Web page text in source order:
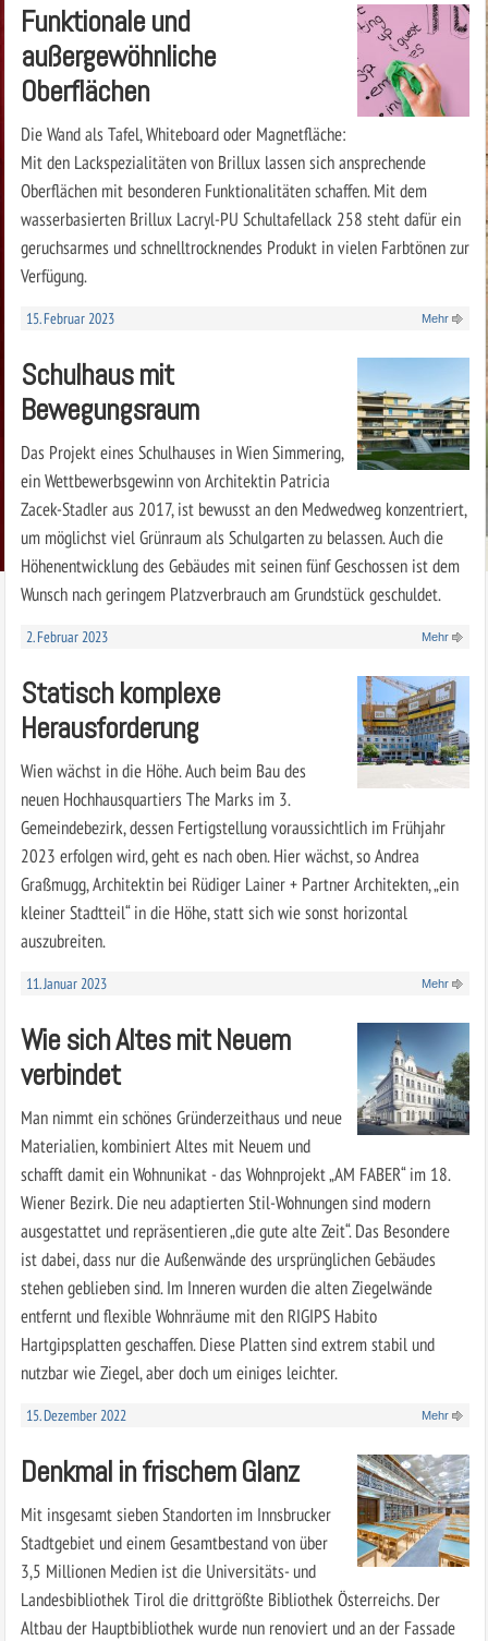
Funktionale und
außergewöhnliche
Oberflächen
Die Wand als Tafel, Whiteboard oder Magnetfläche:
Mit den Lackspezialitäten von Brillux lassen sich ansprechende
Oberflächen mit besonderen Funktionalitäten schaffen. Mit dem
wasserbasierten ­Brillux Lacryl-PU Schultafellack 258 steht dafür ein
geruchsarmes und schnelltrocknendes Produkt in vielen Farbtönen zur
Verfügung.
15. Februar 2023 Mehr
Schulhaus mit
Bewegungsraum
Das Projekt eines Schulhauses in Wien Simmering,
ein Wettbewerbsgewinn von Architektin Patricia
Zacek-Stadler aus 2017, ist bewusst an den Medwedweg konzentriert,
um möglichst viel Grünraum als Schulgarten zu belassen. Auch die
Höhenentwicklung des Gebäudes mit seinen fünf Geschossen ist dem
Wunsch nach geringem Platzverbrauch am Grundstück geschuldet.
2. Februar 2023 Mehr
Statisch komplexe
Herausforderung
Wien wächst in die Höhe. Auch beim Bau des
neuen Hochhausquartiers The Marks im 3.
Gemeindebezirk, dessen Fertigstellung voraussichtlich im Frühjahr
2023 erfolgen wird, geht es nach oben. Hier wächst, so Andrea
Graßmugg, Architektin bei Rüdiger Lainer + Partner Architekten, „ein
kleiner Stadtteil“ in die Höhe, statt sich wie sonst horizontal
auszubreiten.
11. Januar 2023 Mehr
Wie sich Altes mit Neuem
verbindet
Man nimmt ein schönes Gründerzeithaus und neue
Materialien, kombiniert Altes mit Neuem und
schafft damit ein Wohnunikat - das Wohnprojekt „AM FABER“ im 18.
Wiener Bezirk. Die neu adaptierten Stil-Wohnungen sind modern
ausgestattet und repräsentieren „die gute alte Zeit“. Das Besondere
ist dabei, dass nur die Außenwände des ursprünglichen Gebäudes
stehen geblieben sind. Im Inneren wurden die alten Ziegelwände
entfernt und flexible Wohnräume mit den RIGIPS Habito
Hartgipsplatten geschaffen. Diese Platten sind extrem stabil und
nutzbar wie Ziegel, aber doch um einiges leichter.
15. Dezember 2022 Mehr
Denkmal in frischem Glanz
Mit insgesamt sieben Standorten im Innsbrucker
Stadtgebiet und einem Gesamtbestand von über
3,5 Millionen Medien ist die Universitäts- und
Landesbibliothek Tirol die drittgrößte Bibliothek Österreichs. Der
Altbau der Hauptbibliothek wurde nun renoviert und an der Fassade